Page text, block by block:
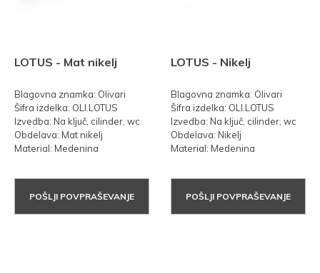
LOTUS - Mat nikelj
Blagovna znamka: Olivari
Šifra izdelka: OLI.LOTUS
Izvedba: Na ključ, cilinder, wc
Obdelava: Mat nikelj
Material: Medenina
POŠLJI POVPRAŠEVANJE
LOTUS - Nikelj
Blagovna znamka: Olivari
Šifra izdelka: OLI.LOTUS
Izvedba: Na ključ, cilinder, wc
Obdelava: Nikelj
Material: Medenina
POŠLJI POVPRAŠEVANJE